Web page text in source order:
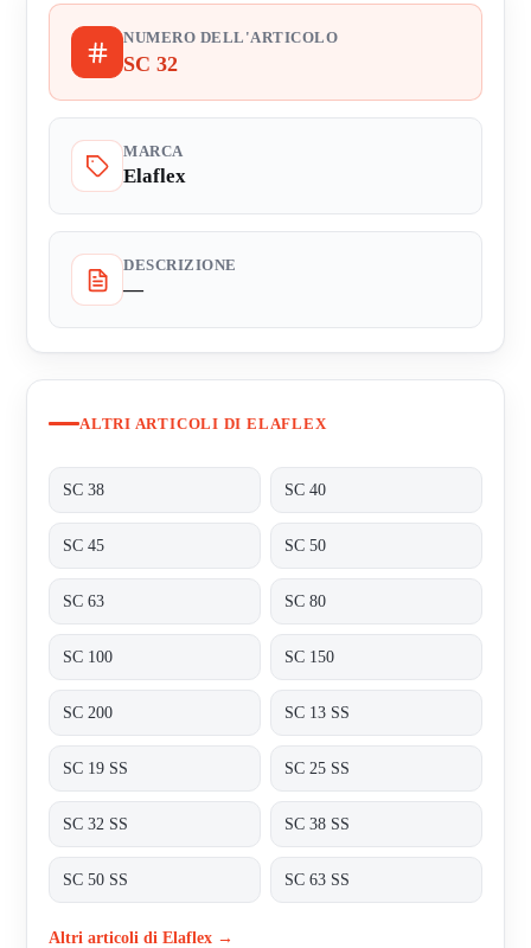
NUMERO DELL'ARTICOLO
SC 32
MARCA
Elaflex
DESCRIZIONE
—
ALTRI ARTICOLI DI ELAFLEX
SC 38 SC 40
SC 45 SC 50
SC 63 SC 80
SC 100 SC 150
SC 200 SC 13 SS
SC 19 SS SC 25 SS
SC 32 SS SC 38 SS
SC 50 SS SC 63 SS
Altri articoli di Elaflex →